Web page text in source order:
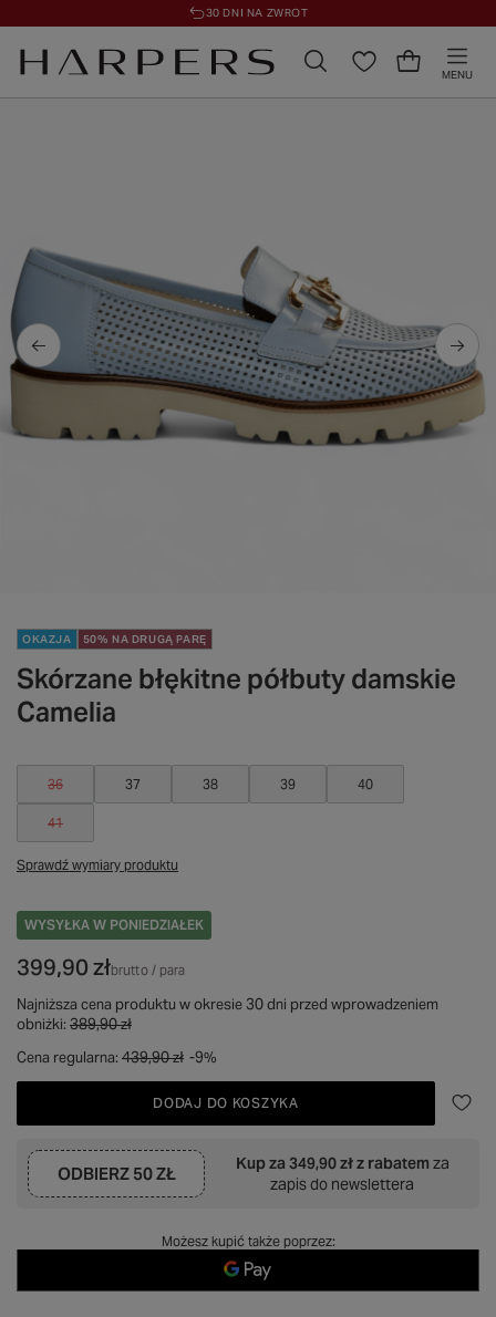
30 DNI NA ZWROT
MENU
OKAZJA 50% NA DRUGĄ PARĘ
Skórzane błękitne półbuty damskie
Camelia
36 37 38 39 40
41
Sprawdź wymiary produktu
WYSYŁKA W PONIEDZIAŁEK
399,90 złbrutto/ para
Najniższa cena produktu w okresie 30 dni przed wprowadzeniem
obniżki: 389,90 zł
Cena regularna: 439,90 zł -9%
DODAJ DO KOSZYKA
ODBIERZ 50 ZŁ
Kup za 349,90 złz rabatem za
zapis do newslettera
Możesz kupić także poprzez: